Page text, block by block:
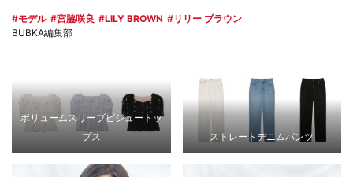
モデル 宮脇咲良 LILY BROWN
リリー ブラウン
BUBKA編集部
ボリュームスリーブビジュートッ
プス
ストレートデニムパンツ